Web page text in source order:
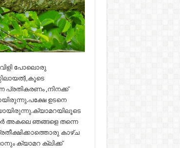
പോലൊരു
പ്രതികരണം ,നിനക്ക്
ഉടനെ
അകലെ ഞങ്ങളെ തന്നെ
കാഴ്ച
ക്യാമറ ക്ലിക്ക്